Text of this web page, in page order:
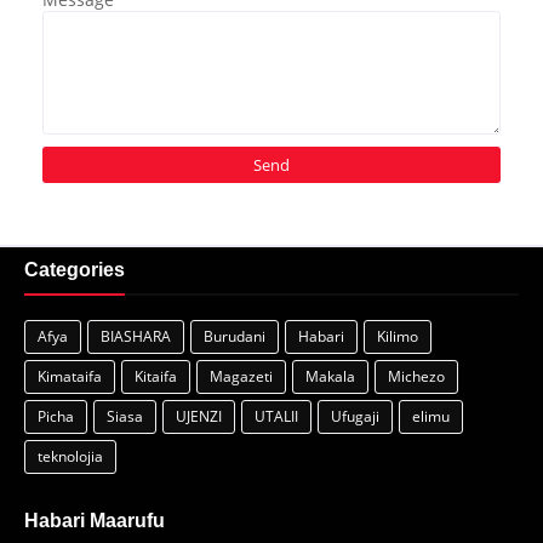
Categories
Afya BIASHARA Burudani Habari
Kilimo
Kimataifa
Kitaifa Magazeti Makala
Michezo
Picha
Siasa UJENZI UTALII Ufugaji
elimu
teknolojia
Habari Maarufu